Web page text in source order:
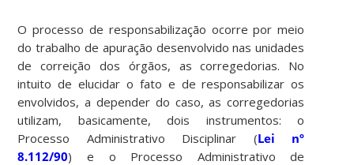
O processo de responsabilização ocorre por meio
do trabalho de apuração desenvolvido nas unidades
de correição dos órgãos, as corregedorias. No
intuito de elucidar o fato e de responsabilizar os
envolvidos, a depender do caso, as corregedorias
utilizam, basicamente, dois instrumentos: o
Processo Administrativo Disciplinar (Lei nº
8.112/90) e o Processo Administrativo de